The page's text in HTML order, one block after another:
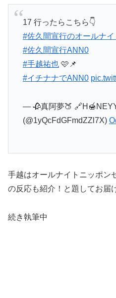
17 行ったらこちら👇
#佐久間宣行のオールナ
#佐久間宣行ANN0
#手越祐也🩷📌
#イチナナでANN0
— 🥀真阿夢🍑
(@1yQcFdGFmdZZl7X)
手越はオールナイトニッポン
の反応も紹介！と題してお届
続き執筆中